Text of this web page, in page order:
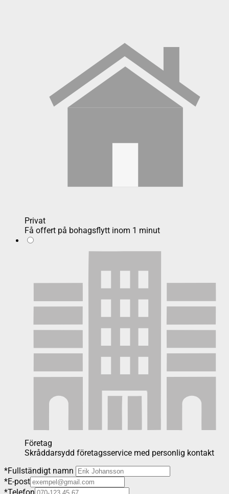
Privat
Få offert på bohagsflytt inom 1 minut
Företag
Skråddarsydd företagsservice med personlig kontakt
*Fullständigt namn
*E-post